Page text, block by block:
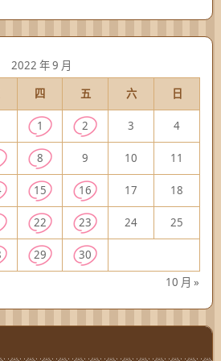
2022 年 9 月
四 五 六 日
10 月 »
1 2 3 4
8 9 10 11
15 16 17 18
22 23 24 25
29 30